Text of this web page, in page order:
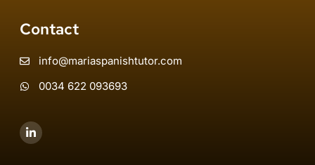
Contact
info@mariaspanishtutor.com
0034 622 093693